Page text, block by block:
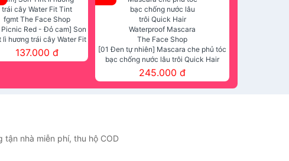
Red - Đỏ cam] Son
lì hương trái cây Water Fit
Tint fgmt The Face Shop
137.000 đ
[01 Đen tự nhiên] Mascara che phủ tóc
bạc chống nước lâu trôi Quick Hair
Waterproof Mascara The Face Shop
245.000 đ
tận nhà miễn phí, thu hộ COD